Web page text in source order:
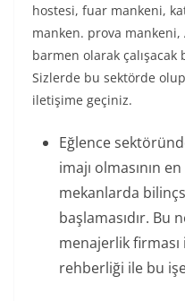
hostesi, fuar mankeni,
manken. prova
barmen olarak çalışacak
Sizlerde bu sektörde
iletişime geçiniz.
Eğlence
imajı olmasının
mekanlarda
başlamasıdır. Bu
menajerlik
rehberliği ile bu